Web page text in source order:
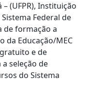
(UFPR), Instituição
Federal de
de formação a
da Educação/MEC
e de
seleção de
do Sistema